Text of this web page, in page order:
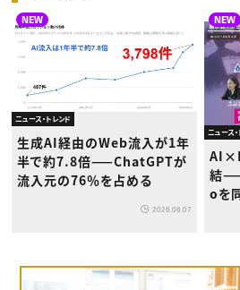
NEW
ニュース・トレンド
生成AI経由のWeb流入が1年
半で約7.8倍——ChatGPTが
流入元の76％を占める
2026.08.07
NEW
ニュース
結
oを